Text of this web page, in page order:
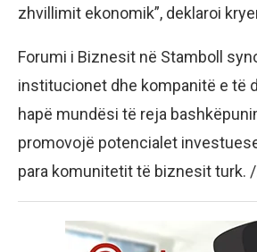
zhvillimit ekonomik”, deklaroi
Forumi i Biznesit në Stamboll
institucionet dhe kompanitë e të
hapë mundësi të reja
promovojë potencialet
para komunitetit të biznesit turk. /